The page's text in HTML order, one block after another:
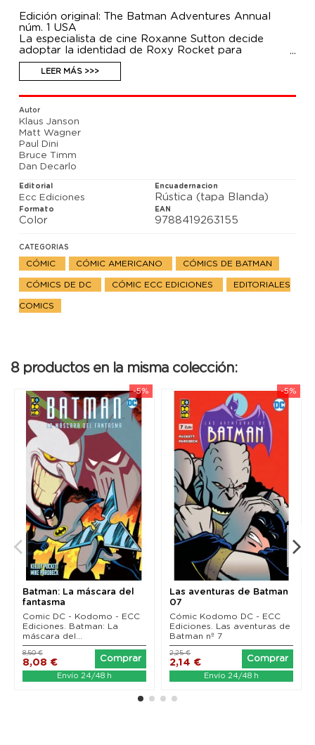
Edición original: The Batman Adventures Annual
núm. 1 USA
La especialista de cine Roxanne Sutton decide
adoptar la identidad de Roxy Rocket para
convertirse en ladrona de joyas. Pero Batman no
tarda en capturarla y entregarla a las autoridades.
Cuando obtiene la libertad condicional por buen
comportamiento, el Hombre Murciélago y Alfred
Pennyworth muestran sus dudas sobre las buenas
intenciones de Sutton, al tiempo que rememoran
casos relacionados con otros ilustres criminales de la
ciudad.
LEER MÁS >>>
Autor
Klaus Janson
Matt Wagner
Paul Dini
Bruce Timm
Dan Decarlo
Editorial
Ecc Ediciones
Encuadernacion
Rústica (tapa Blanda)
Formato
Color
EAN
9788419263155
CATEGORIAS
CÓMIC CÓMIC AMERICANO CÓMICS DE BATMAN
CÓMICS DE DC CÓMIC ECC EDICIONES EDITORIALES
COMICS
8 productos en la misma colección:
-5%
Batman: La máscara del
fantasma
Comic DC - Kodomo - ECC
Ediciones. Batman: La
máscara del...
8,08 €
8,50 €
Comprar
Envío 24/48 h
-5%
Las aventuras de Batman
07
Cómic Kodomo DC - ECC
Ediciones. Las aventuras de
Batman nº 7
2,14 €
2,25 €
Comprar
Envío 24/48 h